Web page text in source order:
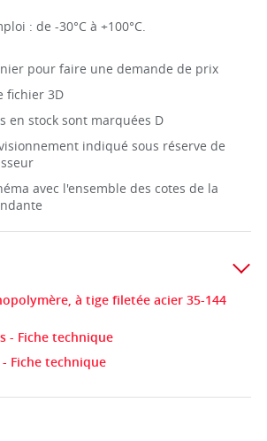
: de -30°C à +100°C.
pour faire une demande de prix
fichier 3D
en stock sont marquées D
indiqué sous réserve de
avec l'ensemble des cotes de la
à tige filetée acier 35-144
- Fiche technique
Fiche technique